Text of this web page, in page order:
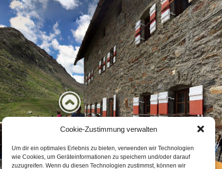
Cookie-Zustimmung verwalten
Um dir ein optimales Erlebnis zu bieten, verwenden wir Technologien
wie Cookies, um Geräteinformationen zu speichern und/oder darauf
zuzugreifen. Wenn du diesen Technologien zustimmst, können wir